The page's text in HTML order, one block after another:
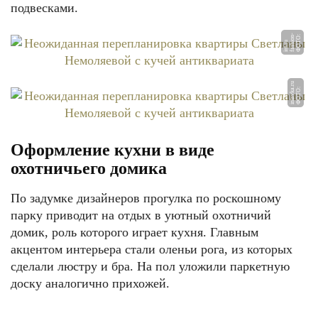
подвесками.
Ф
О
Т О:
f
a
s
hi o
n
-
i
nt.
r
u
Ф
О
Т
О:
i
nl
a
v
k
a.
r
u
Оформление кухни в виде
охотничьего домика
По задумке дизайнеров прогулка по роскошному
парку приводит на отдых в уютный охотничий
домик, роль которого играет кухня. Главным
акцентом интерьера стали оленьи рога, из которых
сделали люстру и бра. На пол уложили паркетную
доску аналогично прихожей.